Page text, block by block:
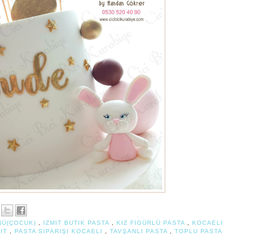
IZMIT BUTIK PASTA KIZ FIGÜRLÜ PASTA
KOCAELI
PASTA SIPARIŞI KOCAELI TAVŞANLI PASTA TOPLU PASTA